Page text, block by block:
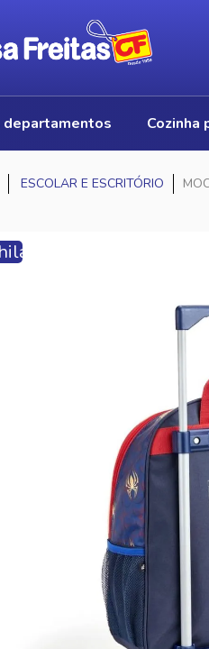
departamentos cozinha
ESCOLAR E ESCRITÓRIO